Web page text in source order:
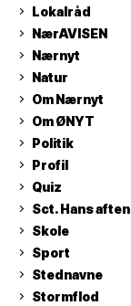
Lokalråd
NærAVISEN
Nærnyt
Natur
Om Nærnyt
Om ØNYT
Politik
Profil
Quiz
Sct. Hans aften
Skole
Sport
Stednavne
Stormflod